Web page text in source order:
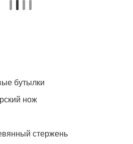
бутылки
нож
стержень